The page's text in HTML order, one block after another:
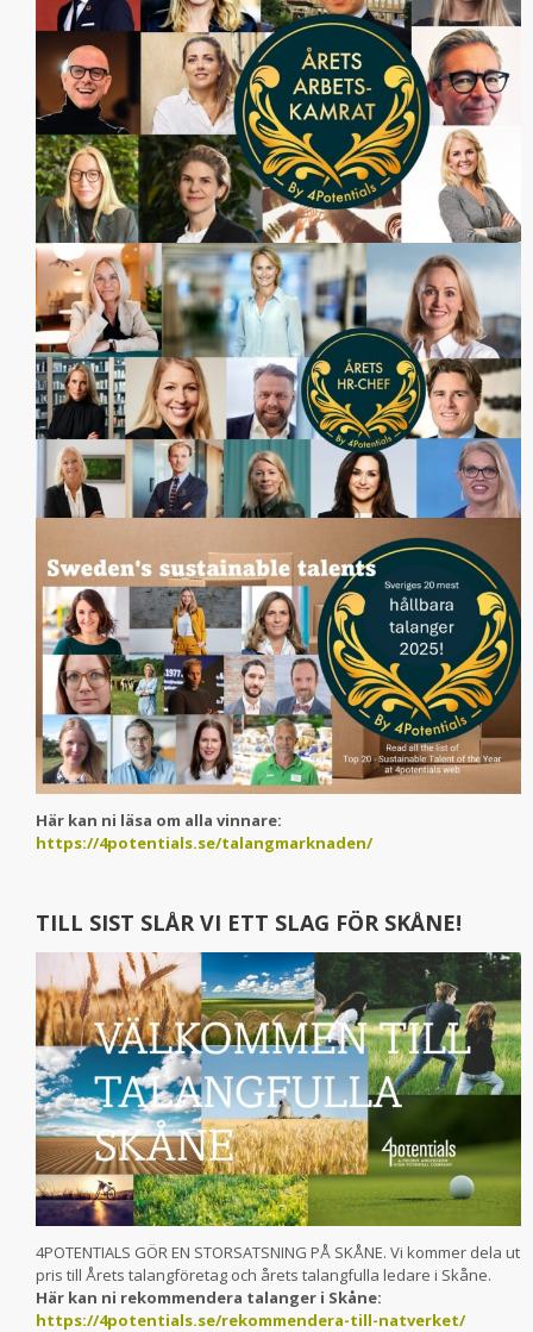
Här kan ni läsa om alla vinnare:
https://4potentials.se/talangmarknaden/
TILL SIST SLÅR VI ETT SLAG FÖR SKÅNE!
4POTENTIALS GÖR EN STORSATSNING PÅ SKÅNE. Vi kommer dela ut
pris till Årets talangföretag och årets talangfulla ledare i Skåne.
Här kan ni rekommendera talanger i Skåne:
https://4potentials.se/rekommendera-till-natverket/